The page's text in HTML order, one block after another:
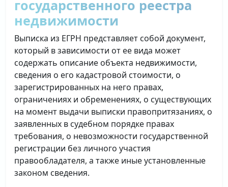
государственного реестра
недвижимости
Выписка из ЕГРН представляет собой документ,
который в зависимости от ее вида может
содержать описание объекта недвижимости,
сведения о его кадастровой стоимости, о
зарегистрированных на него правах,
ограничениях и обременениях, о существующих
на момент выдачи выписки правопритязаниях, о
заявленных в судебном порядке правах
требования, о невозможности государственной
регистрации без личного участия
правообладателя, а также иные установленные
законом сведения.